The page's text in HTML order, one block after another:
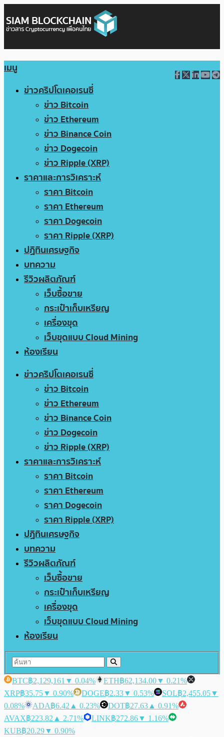
เมนู
ข่าวคริปโตเคอเรนซี่
ข่าว Bitcoin
ข่าว Ethereum
ข่าว Binance Coin
ข่าว Dogecoin
ข่าว Ripple (XRP)
ราคาและการวิเคราะห์
ราคา Bitcoin
ราคา Ethereum
ราคา Dogecoin
ราคา Ripple (XRP)
ปฏิทินเศรษฐกิจ
บทความ
รีวิวผลิตภัณฑ์
เว็บซื้อขาย
กระเป๋าเก็บเหรียญ
เครื่องขุด
เว็บขุดแบบ Cloud Mining
ห้องเรียน
ข่าวคริปโตเคอเรนซี่
ข่าว Bitcoin
ข่าว Ethereum
ข่าว Binance Coin
ข่าว Dogecoin
ข่าว Ripple (XRP)
ราคาและการวิเคราะห์
ราคา Bitcoin
ราคา Ethereum
ราคา Dogecoin
ราคา Ripple (XRP)
ปฏิทินเศรษฐกิจ
บทความ
รีวิวผลิตภัณฑ์
เว็บซื้อขาย
กระเป๋าเก็บเหรียญ
เครื่องขุด
เว็บขุดแบบ Cloud Mining
ห้องเรียน
BTC฿2,129,161 ▼ 0.04% ETH฿62,134.00▼ 0.21%
XRP฿35.75▼ 0.90% DOGE฿2.33▼ 0.53% SOL฿2,455.05▼
0.08%
ADA฿6.42 ▲ 0.23% DOT฿27.63 ▲ 0.91%
AVAX฿223.82 ▲ 2.71% LINK฿272.86▼ 1.16%
KUB฿20.29▼ 0.90%